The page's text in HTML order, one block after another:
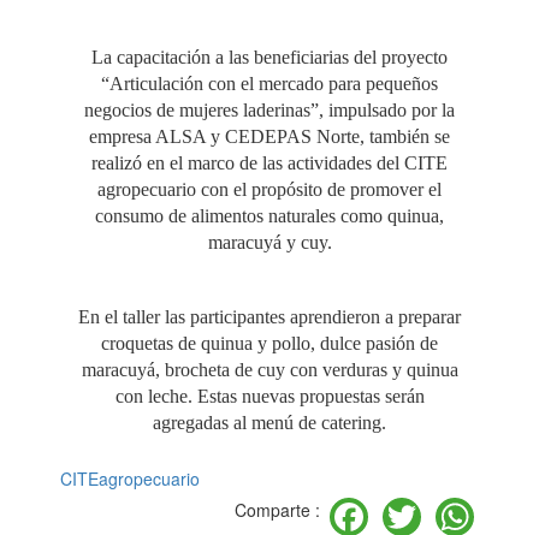
La capacitación a las beneficiarias del proyecto
“Articulación con el mercado para pequeños
negocios de mujeres laderinas”, impulsado por la
empresa ALSA y CEDEPAS Norte, también se
realizó en el marco de las actividades del CITE
agropecuario con el propósito de promover el
consumo de alimentos naturales como quinua,
maracuyá y cuy.
En el taller las participantes aprendieron a preparar
croquetas de quinua y pollo, dulce pasión de
maracuyá, brocheta de cuy con verduras y quinua
con leche. Estas nuevas propuestas serán
agregadas al menú de catering.
CITEagropecuario
Comparte :
Facebook
Twitter